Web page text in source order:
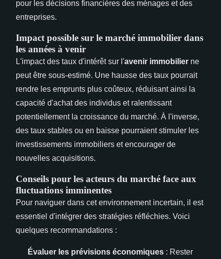
pour les décisions financières des ménages et des
entreprises.
Impact possible sur le marché immobilier dans
les années à venir
L'impact des taux d'intérêt sur l'avenir immobilier ne
peut être sous-estimé. Une hausse des taux pourrait
rendre les emprunts plus coûteux, réduisant ainsi la
capacité d'achat des individus et ralentissant
potentiellement la croissance du marché. À l'inverse,
des taux stables ou en baisse pourraient stimuler les
investissements immobiliers et encourager de
nouvelles acquisitions.
Conseils pour les acteurs du marché face aux
fluctuations imminentes
Pour naviguer dans cet environnement incertain, il est
essentiel d'intégrer des stratégies réfléchies. Voici
quelques recommandations :
Évaluer les prévisions économiques : Rester